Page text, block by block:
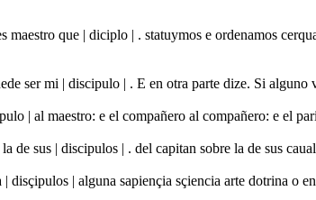
maestro que | diciplo | . statuymos e ordenamos
ser mi | discipulo | . E en otra parte dize. Si
| al maestro: e el compañero al compañero: e el
de sus | discipulos | . del capitan sobre la de sus
disçipulos | alguna sapiençia sçiencia arte dotrina o